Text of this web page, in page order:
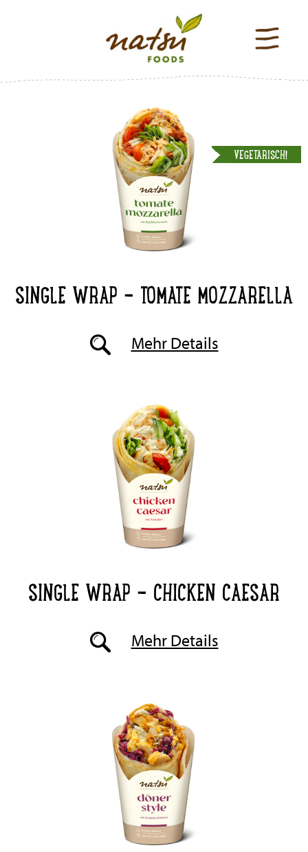
VEGETARISCH!
SINGLE WRAP - TOMATE MOZZARELLA
Mehr Details
SINGLE WRAP - CHICKEN CAESAR
Mehr Details